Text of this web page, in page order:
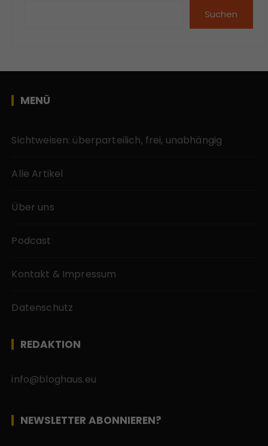
Suchen
MENÜ
Sichtweisen: überparteilich, frei, unabhängig
Alle Artikel
Über uns
Podcast
Kontakt & Impressum
Datenschutz
REDAKTION
info@bloghaus.eu
NEWSLETTER ABONNIEREN?